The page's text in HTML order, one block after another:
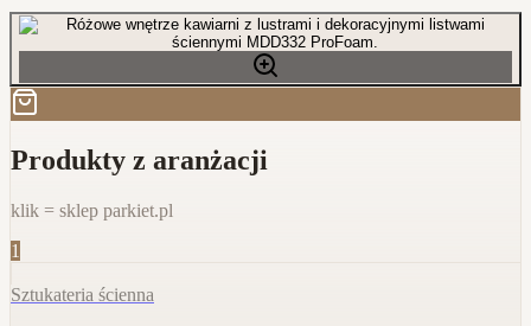
Produkty z aranżacji
klik = sklep parkiet.pl
1
Sztukateria ścienna